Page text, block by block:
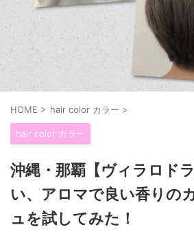
HOME > hair color カラー >
hair color カラー
沖縄・那覇【ヴィラロド
い、アロマで良い香りの
ュを試してみた！